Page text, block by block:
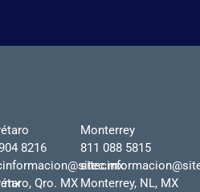
8216
Qro. MX
Monterrey
811 088 5815
Monterrey, NL, MX